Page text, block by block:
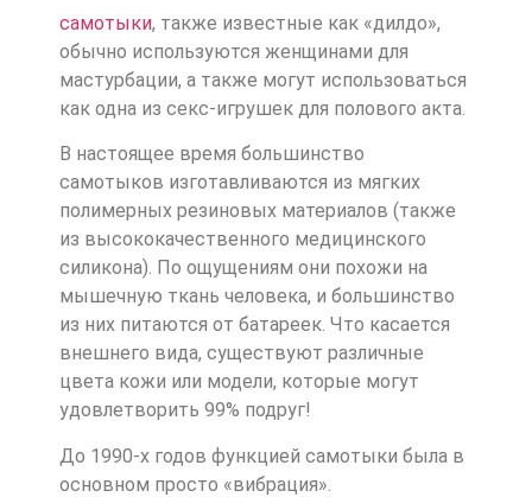
самотыки, также известные как «дилдо»,
обычно используются женщинами для
мастурбации, а также могут использоваться
как одна из секс-игрушек для полового акта.
В настоящее время большинство
самотыков изготавливаются из мягких
полимерных резиновых материалов (также
из высококачественного медицинского
силикона). По ощущениям они похожи на
мышечную ткань человека, и большинство
из них питаются от батареек. Что касается
внешнего вида, существуют различные
цвета кожи или модели, которые могут
удовлетворить 99% подруг!
До 1990-х годов функцией самотыки была в
основном просто «вибрация».